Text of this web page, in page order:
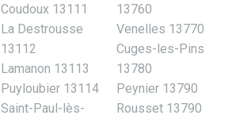
Coudoux 13111
La Destrousse
13112
Lamanon 13113
Puyloubier 13114
Saint-Paul-lès-
13760
Venelles 13770
Cuges-les-Pins
13780
Peynier 13790
Rousset 13790